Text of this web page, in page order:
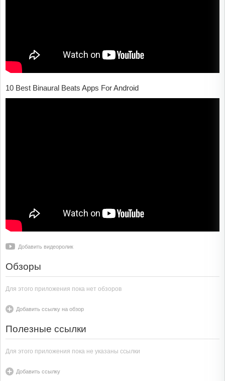
10 Best Binaural Beats Apps For Android
Добавить видеоролик
Обзоры
Для этого приложения пока нет обзоров
Добавить ссылку на обзор
Полезные ссылки
Для этого приложения пока не указаны ссылки
Добавить ссылку